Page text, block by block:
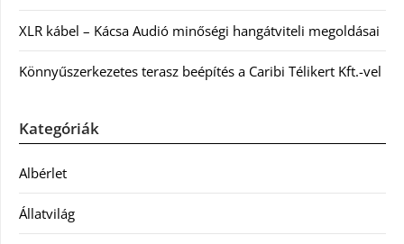
XLR kábel – Kácsa Audió minőségi hangátviteli megoldásai
Könnyűszerkezetes terasz beépítés a Caribi Télikert Kft.-vel
Kategóriák
Albérlet
Állatvilág